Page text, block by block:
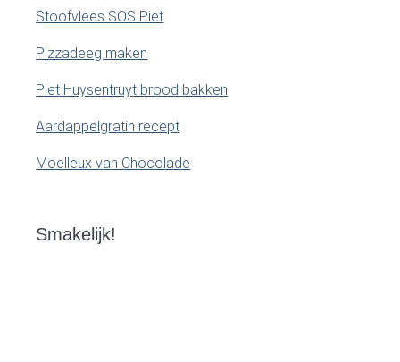
Stoofvlees SOS Piet
Pizzadeeg maken
Piet Huysentruyt brood bakken
Aardappelgratin recept
Moelleux van Chocolade
Smakelijk!